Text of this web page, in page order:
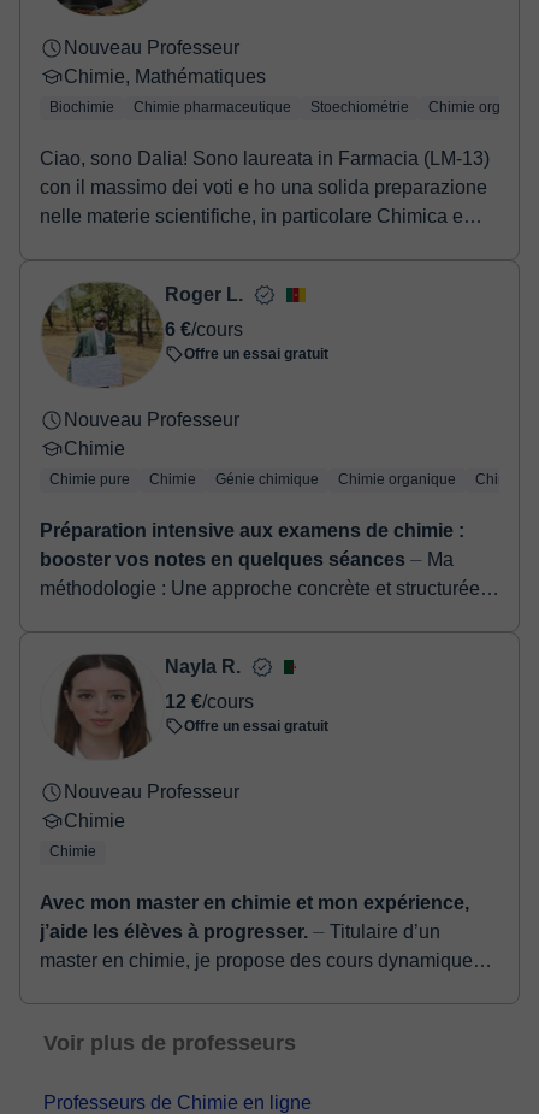
Nouveau Professeur
Chimie, Mathématiques
Biochimie Chimie pharmaceutique Stoechiométrie Chimie
Ciao, sono Dalia! Sono laureata in Farmacia (LM-13)
con il massimo dei voti e ho una solida preparazione
nelle materie scientifiche, in particolare Chimica e
imparato quanto sia importante non solo conoscere
una materia, ma soprattutto saperla spiegare in modo
semplice e chiaro. Il mio obiettivo è aiutare ogni
studente a comprendere davvero gli argomenti,
superare le difficoltà e acquisire maggiore sicurezza.
Le mie lezioni sono personalizzate in base al livello e
agli obiettivi dello studente: posso aiutare nella
svolgimento degli esercizi e consolidamento del
metodo di studio. Mi rivolgo principalmente a studenti
delle scuole medie e superiori, ma anche a studenti
scientifiche. Cerco sempre di creare un ambiente
positivo e stimolante, dove fare domande è semplice
e imparare diventa più piacevole. Sarò felice di
accompagnarti passo dopo passo verso il
raggiungimento dei tuoi obiettivi!
Roger L.
6 €/cours
Offre un essai gratuit
Nouveau Professeur
Chimie
Chimie pure Chimie Génie chimique Chimie organique Chimie
Préparation intensive aux examens de chimie :
booster vos notes en quelques séances ⏤ Ma
méthodologie : Une approche concrète et structurée
Nayla R.
12 €/cours
Offre un essai gratuit
Nouveau Professeur
Chimie
Chimie
Avec mon master en chimie et mon expérience,
j’aide les élèves à progresser. ⏤ Titulaire d’un
master en chimie, je propose des cours dynamiques
Voir plus de professeurs
Professeurs de Chimie en ligne